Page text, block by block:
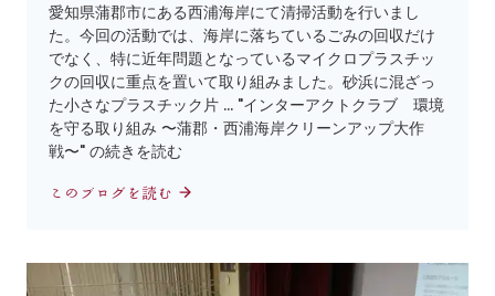
愛知県蒲郡市にある西浦海岸にて清掃活動を行いまし
た。今回の活動では、海岸に落ちているごみの回収だけ
でなく、特に近年問題となっているマイクロプラスチッ
クの回収に重点を置いて取り組みました。砂浜に混ざっ
た小さなプラスチック片 … "インターアクトクラブ 環境
を守る取り組み 〜蒲郡・西浦海岸クリーンアップ大作
戦〜" の続きを読む
このブログを読む